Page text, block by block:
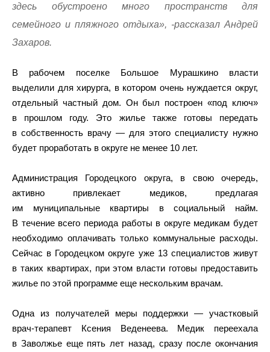
здесь обустроено много пространств для
семейного и пляжного отдыха», -рассказал Андрей
Захаров.
В рабочем поселке Большое Мурашкино власти
выделили для хирурга, в котором очень нуждается округ,
отдельный частный дом. Он был построен «под ключ»
в прошлом году. Это жилье также готовы передать
в собственность врачу — для этого специалисту нужно
будет проработать в округе не менее 10 лет.
Администрация Городецкого округа, в свою очередь,
активно привлекает медиков, предлагая
им муниципальные квартиры в социальный найм.
В течение всего периода работы в округе медикам будет
необходимо оплачивать только коммунальные расходы.
Сейчас в Городецком округе уже 13 специалистов живут
в таких квартирах, при этом власти готовы предоставить
жилье по этой программе еще нескольким врачам.
Одна из получателей меры поддержки — участковый
врач-терапевт Ксения Веденеева. Медик переехала
в Заволжье еще пять лет назад, сразу после окончания